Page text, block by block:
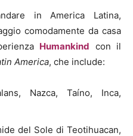
in America Latina,
comodamente da casa
Humankind con il
America, che include:
Nazca, Taíno, Inca,
del Sole di Teotihuacan,